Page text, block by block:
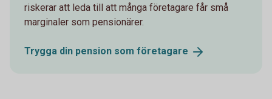
riskerar att leda till att många företagare får små
marginaler som pensionärer.
Trygga din pension som företagare